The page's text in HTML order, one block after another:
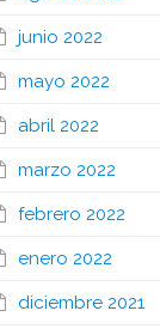
junio 2022
mayo 2022
abril 2022
marzo 2022
febrero 2022
enero 2022
diciembre 2021